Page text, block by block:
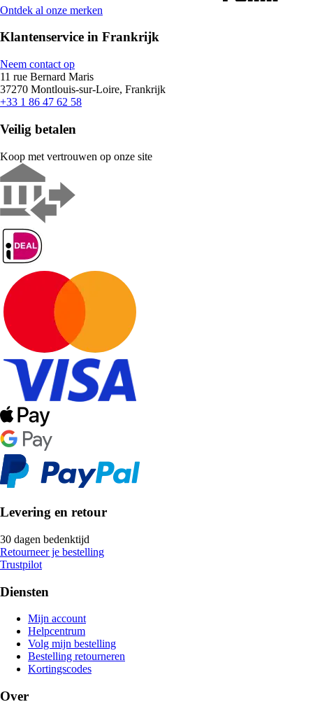
Ontdek al onze merken
Klantenservice in Frankrijk
Neem contact op
11 rue Bernard Maris
37270 Montlouis-sur-Loire, Frankrijk
+33 1 86 47 62 58
Veilig betalen
Koop met vertrouwen op onze site
Levering en retour
30 dagen bedenktijd
Retourneer je bestelling
Trustpilot
Diensten
Mijn account
Helpcentrum
Volg mijn bestelling
Bestelling retourneren
Kortingscodes
Over